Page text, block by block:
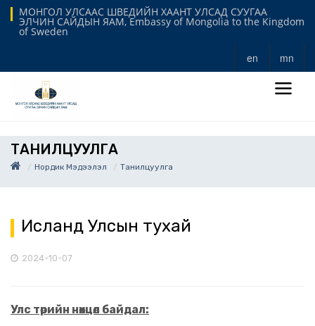
МОНГОЛ УЛСААС ШВЕДИЙН ХААНТ УЛСАД СУУГАА
ЭЛЧИН САЙДЫН ЯАМ, Embassy of Mongolia to the Kingdom
of Sweden
en mn
ТАНИЛЦУУЛГА
Нордик Мэдээлэл Танилцуулга
Исланд Улсын тухай
2024-10-07
Улс төрийн нөхцөл байдал: